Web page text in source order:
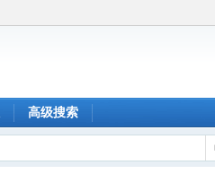
高级搜索